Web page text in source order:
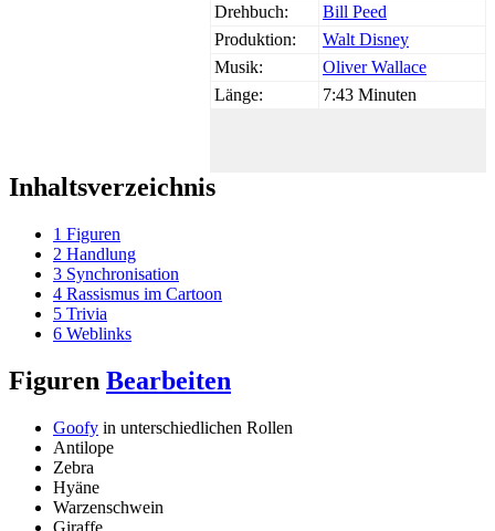
Drehbuch:
Bill Peed
Produktion:
Walt Disney
Musik:
Oliver Wallace
Länge:
7:43 Minuten
Inhaltsverzeichnis
1 Figuren
2 Handlung
3 Synchronisation
4 Rassismus im Cartoon
5 Trivia
6 Weblinks
Figuren Bearbeiten
Goofy in unterschiedlichen Rollen
Antilope
Zebra
Hyäne
Warzenschwein
Giraffe